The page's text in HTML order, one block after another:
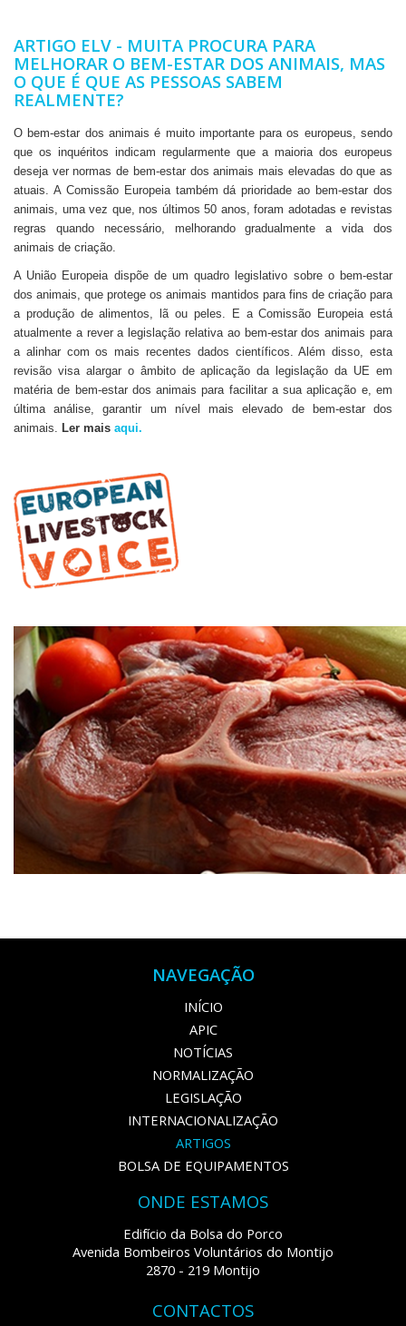
ARTIGO ELV - MUITA PROCURA PARA
MELHORAR O BEM-ESTAR DOS ANIMAIS, MAS
O QUE É QUE AS PESSOAS SABEM
REALMENTE?
O bem-estar dos animais é muito importante para os europeus, sendo
que os inquéritos indicam regularmente que a maioria dos europeus
deseja ver normas de bem-estar dos animais mais elevadas do que as
atuais. A Comissão Europeia também dá prioridade ao bem-estar dos
animais, uma vez que, nos últimos 50 anos, foram adotadas e revistas
regras quando necessário, melhorando gradualmente a vida dos
animais de criação.
A União Europeia dispõe de um quadro legislativo sobre o bem-estar
dos animais, que protege os animais mantidos para fins de criação para
a produção de alimentos, lã ou peles. E a Comissão Europeia está
atualmente a rever a legislação relativa ao bem-estar dos animais para
a alinhar com os mais recentes dados científicos. Além disso, esta
revisão visa alargar o âmbito de aplicação da legislação da UE em
matéria de bem-estar dos animais para facilitar a sua aplicação e, em
última análise, garantir um nível mais elevado de bem-estar dos
animais. Ler mais aqui.
NAVEGAÇÃO
INÍCIO
APIC
NOTÍCIAS
NORMALIZAÇÃO
LEGISLAÇÃO
INTERNACIONALIZAÇÃO
ARTIGOS
BOLSA DE EQUIPAMENTOS
ONDE ESTAMOS
Edifício da Bolsa do Porco
Avenida Bombeiros Voluntários do Montijo
2870 - 219 Montijo
CONTACTOS